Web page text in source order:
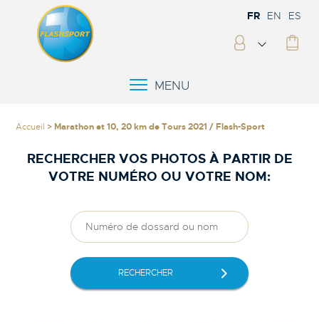
FR EN ES
MENU
Accueil > Marathon et 10, 20 km de Tours 2021 / Flash-Sport
RECHERCHER VOS PHOTOS À PARTIR DE
VOTRE NUMÉRO OU VOTRE NOM:
RECHERCHER